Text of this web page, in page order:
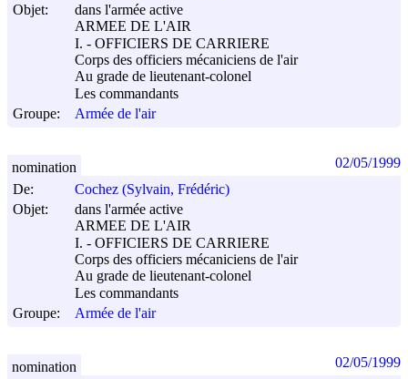
Objet:
dans l'armée active
ARMEE DE L'AIR
I. - OFFICIERS DE CARRIERE
Corps des officiers mécaniciens de l'air
Au grade de lieutenant-colonel
Les commandants
Groupe:
Armée de l'air
De:
Cochez (Sylvain, Frédéric)
Objet:
dans l'armée active
ARMEE DE L'AIR
I. - OFFICIERS DE CARRIERE
Corps des officiers mécaniciens de l'air
Au grade de lieutenant-colonel
Les commandants
Groupe:
Armée de l'air
nomination 02/05/1999
nomination 02/05/1999